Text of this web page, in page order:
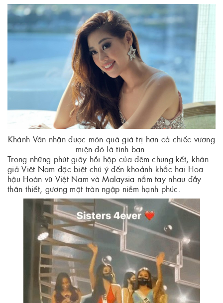
Khánh Vân nhận được món quà giá trị hơn cả chiếc vương
miện đó là tình bạn.
Trong những phút giây hồi hộp của đêm chung kết, khán
giả Việt Nam đặc biệt chú ý đến khoảnh khắc hai Hoa
hậu Hoàn vũ Việt Nam và Malaysia nắm tay nhau đầy
thân thiết, gương mặt tràn ngập niềm hạnh phúc.